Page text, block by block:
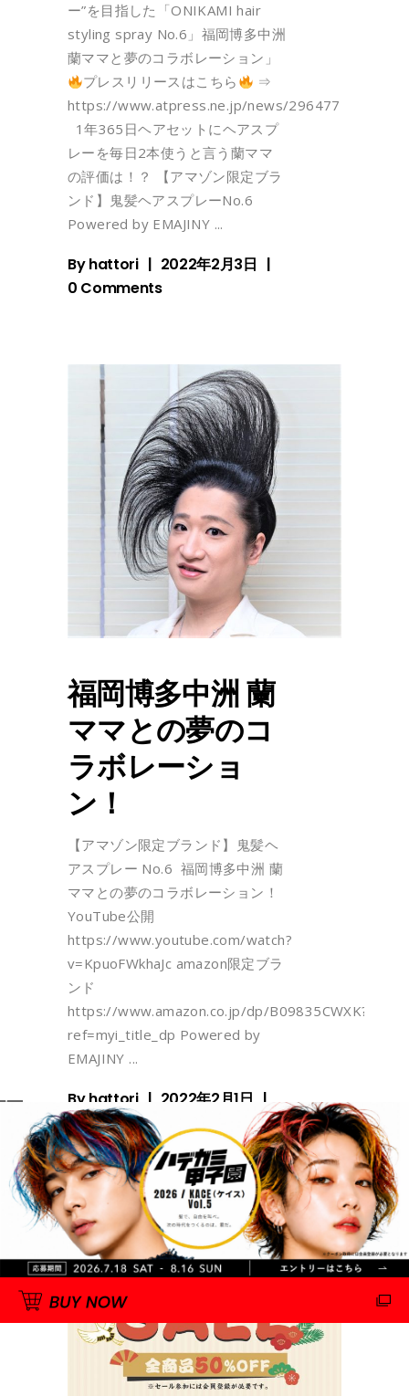
ー”を目指した「ONIKAMI hair
styling spray No.6」福岡博多中洲
蘭ママと夢のコラボレーション」
プレスリリースはこちら
⇒
https://www.atpress.ne.jp/news/296477
1年365日ヘアセットにヘアスプ
レーを毎日2本使うと言う蘭ママ
の評価は！？ 【アマゾン限定ブラ
ンド】鬼髪ヘアスプレーNo.6
Powered by EMAJINY
Byhattori
2022年2月3日
0 Comments
福岡博多中洲 蘭
ママとの夢のコ
ラボレーショ
ン！
【アマゾン限定ブランド】鬼髪ヘ
アスプレー No.6 福岡博多中洲 蘭
ママとの夢のコラボレーション！
YouTube公開
https://www.youtube.com/watch?
v=KpuoFWkhaJc amazon限定ブラ
ンド
https://www.amazon.co.jp/dp/B09835CWXK?
ref=myi_title_dp Powered by
EMAJINY
Byhattori
2022年2月1日
0 Comments